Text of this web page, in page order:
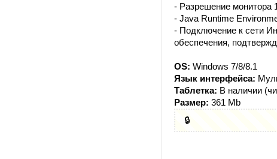
- Разрешение монитора
- Java Runtime
- Подключение к сети
обеспечения,
OS: Windows 7/8/8.1
Язык интерфейса:
Таблетка: В наличии
Размер: 361 Mb
🔒